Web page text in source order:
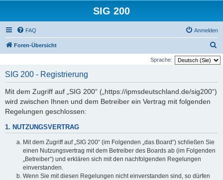
SIG 200
FAQ Anmelden
Foren-Übersicht
u
Sprache:
SIG 200 - Registrierung
Mit dem Zugriff auf „SIG 200“ („https://ipmsdeutschland.de/sig200“)
wird zwischen Ihnen und dem Betreiber ein Vertrag mit folgenden
Regelungen geschlossen:
1. NUTZUNGSVERTRAG
Mit dem Zugriff auf „SIG 200“ (im Folgenden „das Board“) schließen Sie
einen Nutzungsvertrag mit dem Betreiber des Boards ab (im Folgenden
„Betreiber“) und erklären sich mit den nachfolgenden Regelungen
einverstanden.
Wenn Sie mit diesen Regelungen nicht einverstanden sind, so dürfen